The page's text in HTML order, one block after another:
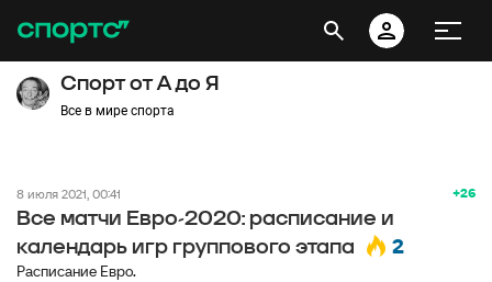
Спорт от А до Я
Все в мире спорта
+26
8 июля 2021, 00:41
Все матчи Евро-2020: расписание и
календарь игр группового этапа
2
Расписание Евро.